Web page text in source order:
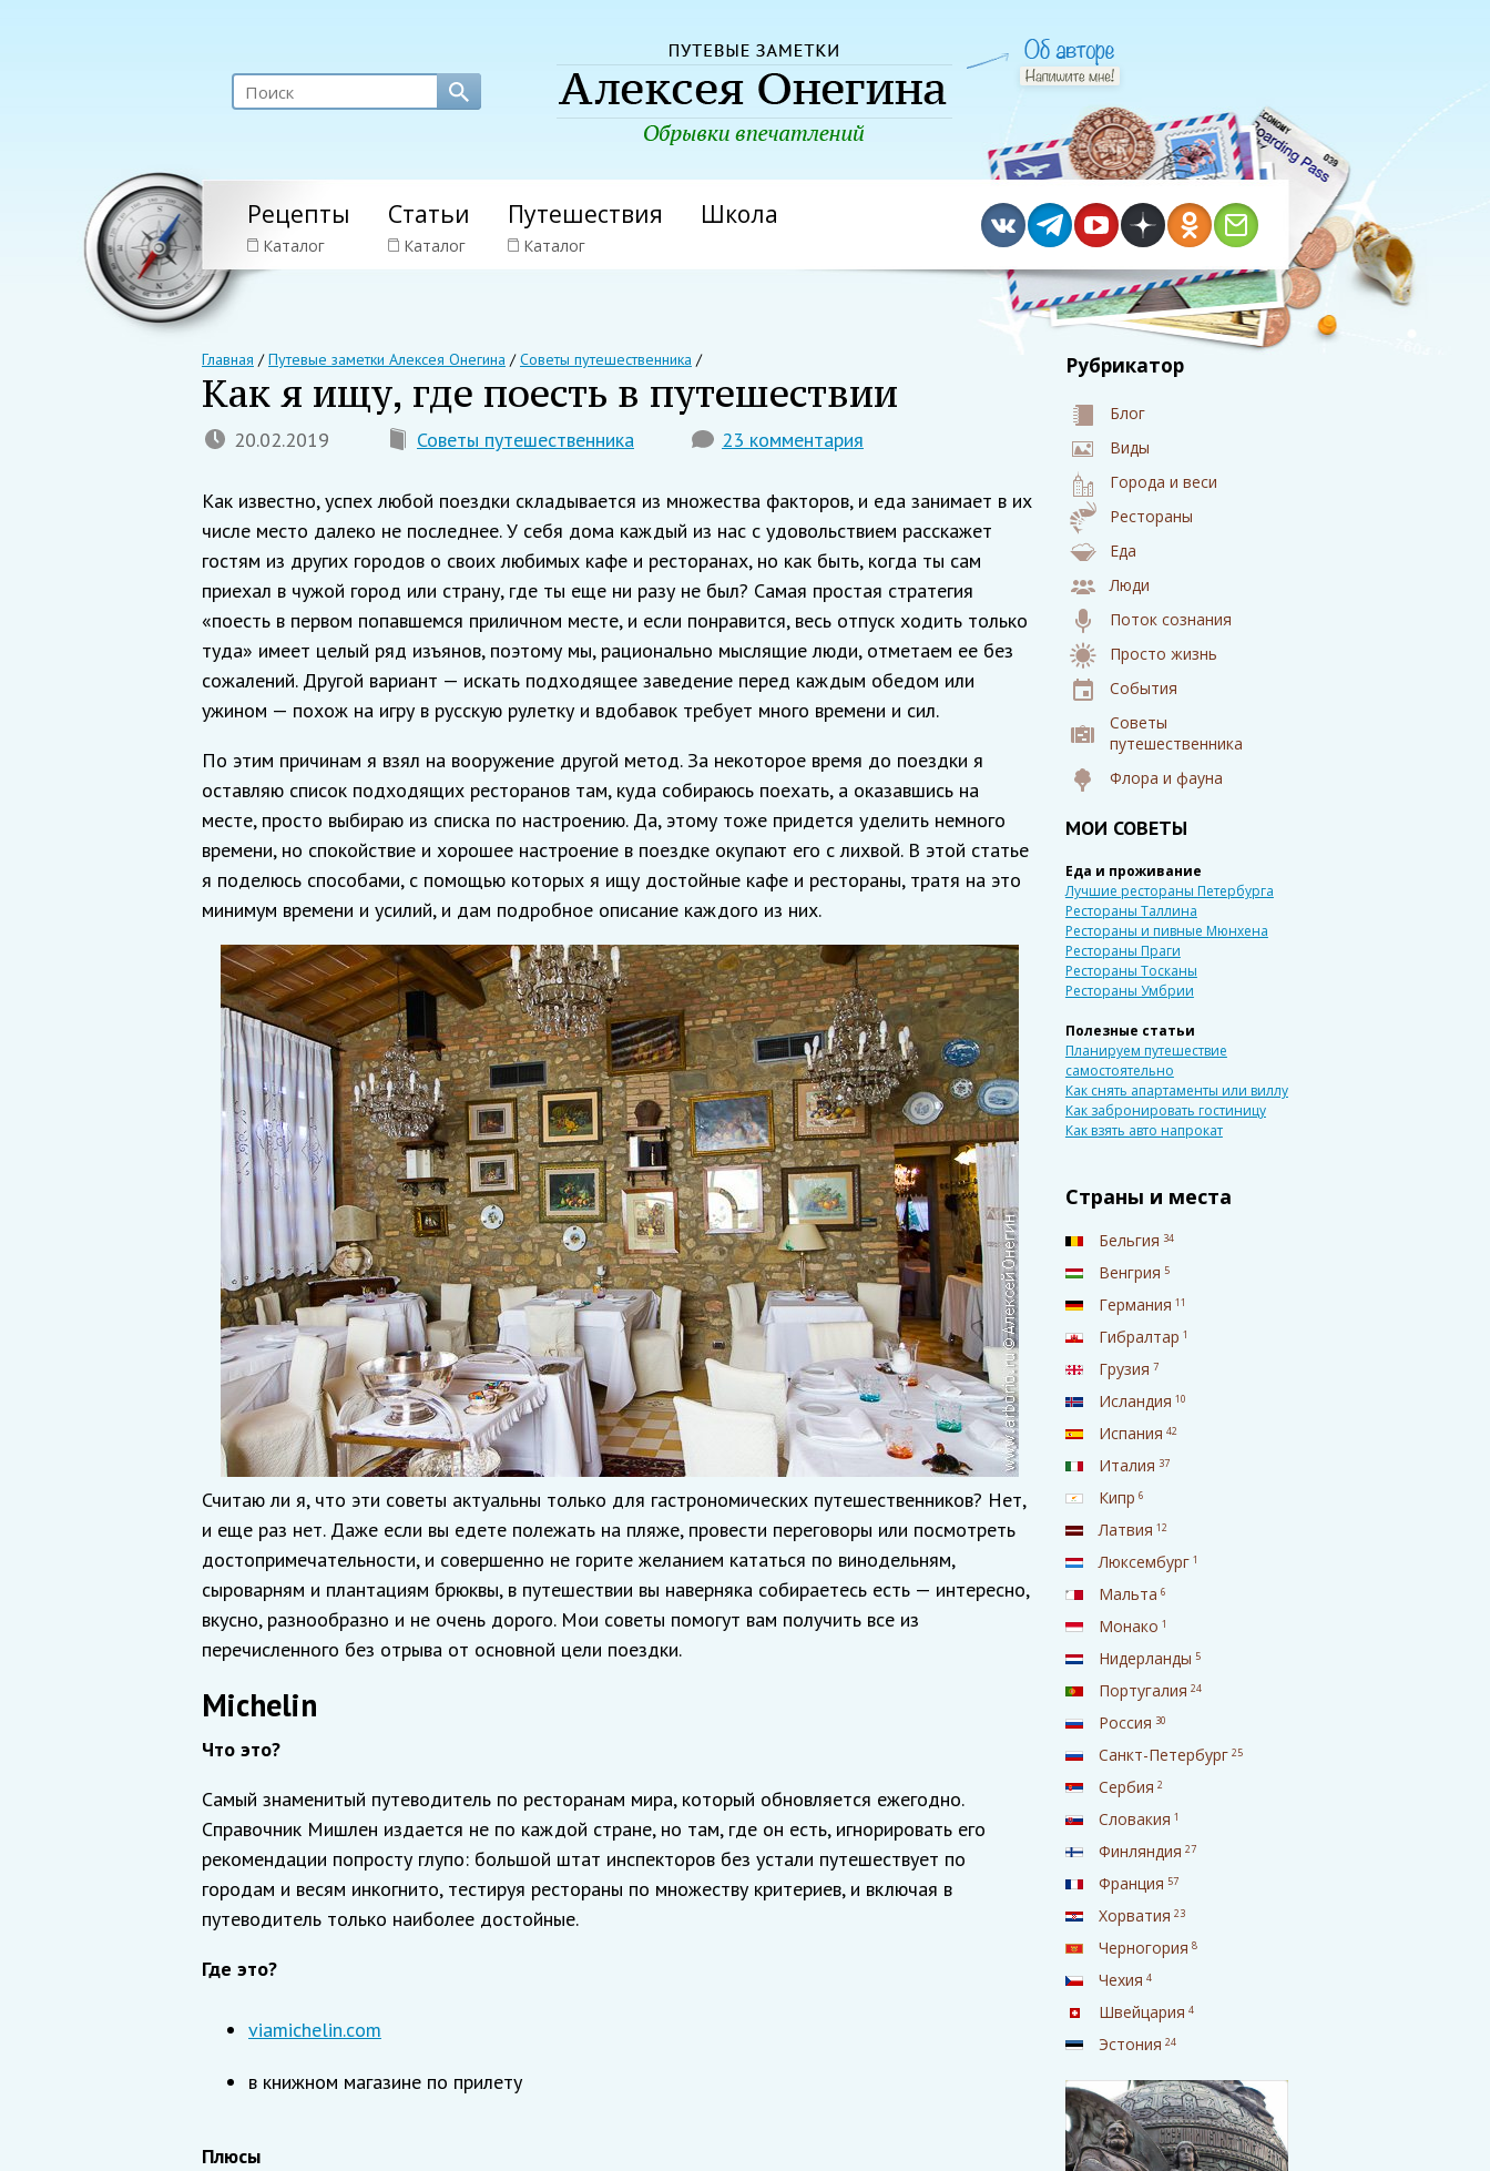
Рецепты
Каталог
Статьи
Каталог
Путешествия
Каталог
Школа
Главная /Путевые заметки Алексея Онегина /Советы путешественника /
Как я ищу, где поесть в путешествии
20.02.2019 Советы путешественника 23 комментария
Как известно, успех любой поездки складывается из множества факторов, и еда занимает в их
числе место далеко не последнее. У себя дома каждый из нас с удовольствием расскажет
гостям из других городов о своих любимых кафе и ресторанах, но как быть, когда ты сам
приехал в чужой город или страну, где ты еще ни разу не был? Самая простая стратегия
«поесть в первом попавшемся приличном месте, и если понравится, весь отпуск ходить только
туда» имеет целый ряд изъянов, поэтому мы, рационально мыслящие люди, отметаем ее без
сожалений. Другой вариант — искать подходящее заведение перед каждым обедом или
ужином — похож на игру в русскую рулетку и вдобавок требует много времени и сил.
По этим причинам я взял на вооружение другой метод. За некоторое время до поездки я
оставляю список подходящих ресторанов там, куда собираюсь поехать, а оказавшись на
месте, просто выбираю из списка по настроению. Да, этому тоже придется уделить немного
времени, но спокойствие и хорошее настроение в поездке окупают его с лихвой. В этой статье
я поделюсь способами, с помощью которых я ищу достойные кафе и рестораны, тратя на это
минимум времени и усилий, и дам подробное описание каждого из них.
Считаю ли я, что эти советы актуальны только для гастрономических путешественников? Нет,
и еще раз нет. Даже если вы едете полежать на пляже, провести переговоры или посмотреть
достопримечательности, и совершенно не горите желанием кататься по винодельням,
сыроварням и плантациям брюквы, в путешествии вы наверняка собираетесь есть — интересно,
вкусно, разнообразно и не очень дорого. Мои советы помогут вам получить все из
перечисленного без отрыва от основной цели поездки.
Michelin
Что это?
Самый знаменитый путеводитель по ресторанам мира, который обновляется ежегодно.
Справочник Мишлен издается не по каждой стране, но там, где он есть, игнорировать его
рекомендации попросту глупо: большой штат инспекторов без устали путешествует по
городам и весям инкогнито, тестируя рестораны по множеству критериев, и включая в
путеводитель только наиболее достойные.
Где это?
viamichelin.com
в книжном магазине по прилету
Плюсы
Рубрикатор
Блог
Виды
Города и веси
Рестораны
Еда
Люди
Поток сознания
Просто жизнь
События
Советы
путешественника
Флора и фауна
МОИ СОВЕТЫ
Еда и проживание
Лучшие рестораны Петербурга
Рестораны Таллина
Рестораны и пивные Мюнхена
Рестораны Праги
Рестораны Тосканы
Рестораны Умбрии
Полезные статьи
Планируем путешествие
самостоятельно
Как снять апартаменты или виллу
Как забронировать гостиницу
Как взять авто напрокат
Страны и места
Бельгия 34
Венгрия 5
Германия 11
Гибралтар 1
Грузия 7
Исландия 10
Испания 42
Италия 37
Кипр 6
Латвия 12
Люксембург 1
Мальта 6
Монако 1
Нидерланды 5
Португалия 24
Россия 30
Санкт-Петербург 25
Сербия 2
Словакия 1
Финляндия 27
Франция 57
Хорватия 23
Черногория 8
Чехия 4
Швейцария 4
Эстония 24